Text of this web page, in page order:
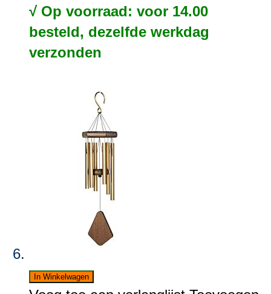
√ Op voorraad: voor 14.00
besteld, dezelfde werkdag
verzonden
In Winkelwagen